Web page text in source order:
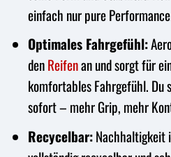
einfach nur pure
Optimales Fahrgefühl:
denReifenan und sorgt für
komfortables Fahrgefühl. Du
sofort – mehr Grip, mehr
Recycelbar:Nachhaltigkeit